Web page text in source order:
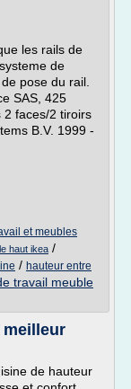
les rails de
de
pose du rail.
SAS, 425
2 faces/2 tiroirs
B.V. 1999 -
et meubles
haut ikea /
/ hauteur entre
travail meuble
meilleur
de hauteur